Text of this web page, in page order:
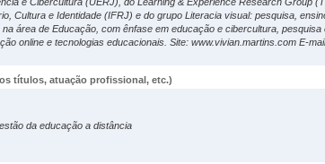
Cultura e Identidade (IFRJ) e do grupo Literacia visual: pesquisa,
área de Educação, com ênfase em educação e cibercultura, pesquisa
online e tecnologias educacionais. Site: www.vivian.martins.com E-
títulos, atuação profissional, etc.)
da educação a distância